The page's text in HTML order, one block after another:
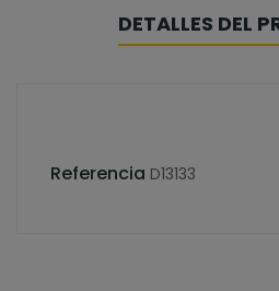
DETALLES DEL
Referencia D13133